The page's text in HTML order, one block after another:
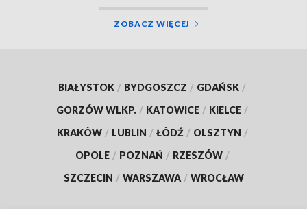
ZOBACZ WIĘCEJ
BIAŁYSTOK / BYDGOSZCZ / GDAŃSK /
GORZÓW WLKP. / KATOWICE / KIELCE /
KRAKÓW / LUBLIN / ŁÓDŹ / OLSZTYN /
OPOLE / POZNAŃ / RZESZÓW /
SZCZECIN / WARSZAWA / WROCŁAW